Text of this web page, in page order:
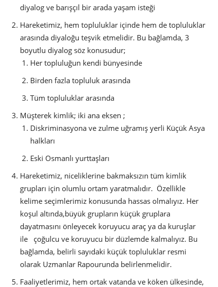
diyalog ve barışçıl bir arada yaşam isteği
Hareketimiz, hem topluluklar içinde hem de topluluklar
arasında diyaloğu teşvik etmelidir. Bu bağlamda, 3
boyutlu diyalog söz konusudur;
Her topluluğun kendi bünyesinde
Birden fazla topluluk arasında
Tüm topluluklar arasında
Müşterek kimlik; iki ana eksen ;
Diskriminasyona ve zulme uğramış yerli Küçük Asya
halkları
Eski Osmanlı yurttaşları
Hareketimiz, niceliklerine bakmaksızın tüm kimlik
grupları için olumlu ortam yaratmalıdır. Özellikle
kelime seçimlerimiz konusunda hassas olmalıyız. Her
koşul altında,büyük grupların küçük gruplara
dayatmasını önleyecek koruyucu araç ya da kuruşlar
ile çoğulcu ve koruyucu bir düzlemde kalmalıyız. Bu
bağlamda, belirli sayıdaki küçük topluluklar resmi
olarak Uzmanlar Rapourunda belirlenmelidir.
Faaliyetlerimiz, hem ortak vatanda ve köken ülkesinde,